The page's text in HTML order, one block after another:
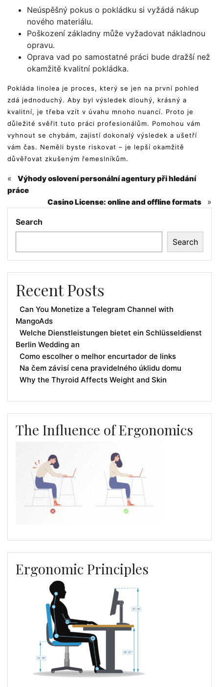
Neúspěšný pokus o pokládku si vyžádá nákup
nového materiálu.
Poškození základny může vyžadovat nákladnou
opravu.
Oprava vad po samostatné práci bude dražší než
okamžitě kvalitní pokládka.
Pokláda linolea je proces, který se jen na první pohled
zdá jednoduchý. Aby byl výsledek dlouhý, krásný a
kvalitní, je třeba vzít v úvahu mnoho nuancí. Proto je
důležité svěřit tuto práci profesionálům. Pomohou vám
vyhnout se chybám, zajistí dokonalý výsledek a ušetří
vám čas. Neměli byste riskovat – je lepší okamžitě
důvěřovat zkušeným řemeslníkům.
«
Výhody oslovení personální agentury při hledání
práce
Casino License: online and offline formats
»
Search
Search
Recent Posts
Can You Monetize a Telegram Channel with
MangoAds
Welche Dienstleistungen bietet ein Schlüsseldienst
Berlin Wedding an
Como escolher o melhor encurtador de links
Na čem závisí cena pravidelného úklidu domu
Why the Thyroid Affects Weight and Skin
The Influence of Ergonomics
Ergonomic Principles